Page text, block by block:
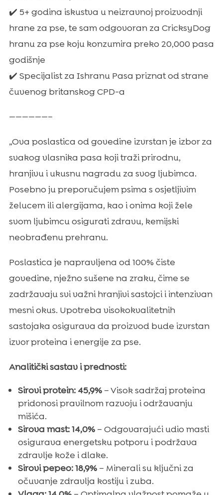
✔️ 5+ godina iskustva u neizravnoj proizvodnji
hrane za pse, te sam odgovoran za CricksyDog
hranu za pse koju konzumira preko 20,000 pasa
godišnje
✔️ Specijalist za Ishranu Pasa priznat od strane
čuvenog britanskog CPD-a
——————–
„Ova poslastica od govedine izvrstan je izbor za
svakog vlasnika pasa koji traži prirodnu,
hranjivu i ukusnu nagradu za svog ljubimca.
Posebno ju preporučujem psima s osjetljivim
želucem ili alergijama, kao i onima koji žele
svom ljubimcu osigurati zdravu, kemijski
neobrađenu prehranu.
Poslastica je napravljena od 100% čiste
govedine, nježno sušene na zraku, čime se
zadržavaju svi važni hranjivi sastojci i intenzivan
mesni okus. Upotreba visokokvalitetnih
sastojaka osigurava da proizvod bude izvrstan
izvor proteina i energije za pse.
Analitički sastav i prednosti:
Sirovi protein: 45,9%– Visok sadržaj proteina
pridonosi pravilnom razvoju i održavanju
mišića.
Sirova mast: 14,0%– Odgovarajući udio masti
osigurava energetsku potporu i podržava
zdravlje kože i dlake.
Sirovi pepeo: 18,9%– Minerali su ključni za
očuvanje zdravlja kostiju i zuba.